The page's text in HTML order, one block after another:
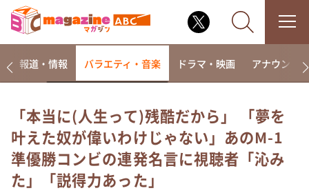
なるみ・岡村の過ぎるTV
相席食堂
これ余談なんですけど・・・
報道・情報 バラエティ・音楽 ドラマ・映画 アナウンサー
「本当に(人生って)残酷だから」 「夢を
叶えた奴が偉いわけじゃない」あのM-1
準優勝コンビの連発名言に視聴者「沁み
た」「説得力あった」